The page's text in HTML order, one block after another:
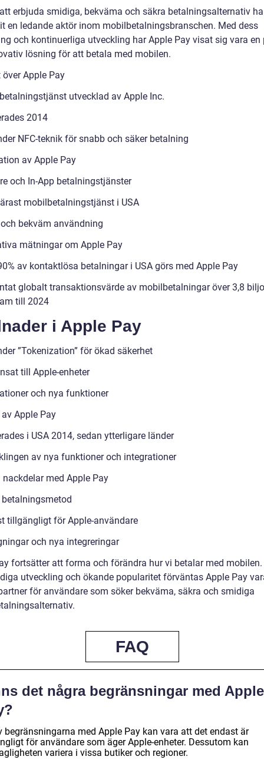
erbjuda smidiga, bekväma och säkra betalningsalternativ
en ledande aktör inom mobilbetalningsbranschen. Med dess
och kontinuerliga utveckling har Apple Pay visat sig vara
lösning för att betala med mobilen.
över Apple Pay
utvecklad av Apple Inc.
2014
NFC-teknik för snabb och säker betalning
av Apple Pay
och In-App betalningstjänster
mobilbetalningstjänst i USA
bekväm användning
mätningar om Apple Pay
av kontaktlösa betalningar i USA görs med Apple Pay
globalt transaktionsvärde av mobilbetalningar över 3,8
till 2024
i Apple Pay
”Tokenization” för ökad säkerhet
till Apple-enheter
och nya funktioner
Apple Pay
i USA 2014, sedan ytterligare länder
av nya funktioner och integrationer
nackdelar med Apple Pay
tillgängligt för Apple-användare
och nya integreringar
fortsätter att forma och förändra hur vi betalar med
utveckling och ökande popularitet förväntas Apple Pay
för användare som söker bekväma, säkra och smidiga
FAQ
det några begränsningar med Apple
begränsningarna med Apple Pay kan vara att det endast är
för användare som äger Apple-enheter. Dessutom kan
variera i vissa butiker och regioner.